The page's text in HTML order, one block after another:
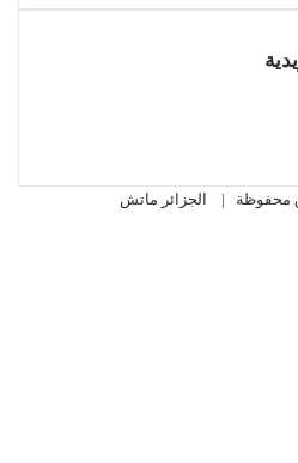
الجزائر ماتش